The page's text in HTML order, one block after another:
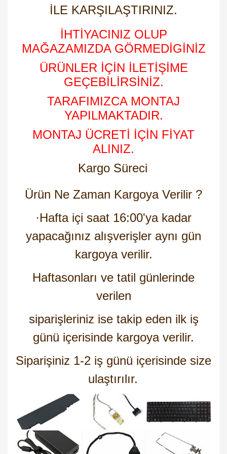
İLE KARŞILAŞTIRINIZ.
İHTİYACINIZ OLUP
MAĞAZAMIZDA GÖRMEDİGİNİZ
ÜRÜNLER İÇİN İLETİŞİME
GEÇEBİLİRSİNİZ.
TARAFIMIZCA MONTAJ
YAPILMAKTADIR.
MONTAJ ÜCRETİ İÇİN FİYAT
ALINIZ.
Kargo Süreci
Ürün Ne Zaman Kargoya Verilir ?
·Hafta içi saat 16:00'ya kadar
yapacağınız alışverişler aynı gün
kargoya verilir.
Haftasonları ve tatil günlerinde
verilen
siparişleriniz ise takip eden ilk iş
günü içerisinde kargoya verilir.
Siparişiniz 1-2 iş günü içerisinde size
ulaştırılır.